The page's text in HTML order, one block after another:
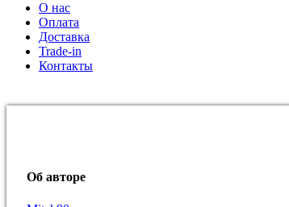
О нас
Оплата
Доставка
Trade-in
Контакты
Об авторе